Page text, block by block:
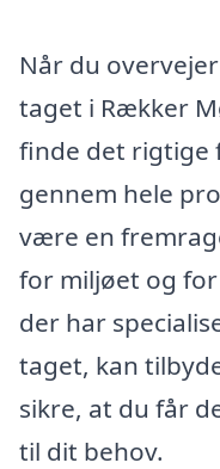
Når du
taget i Rækker
finde det rigtige
gennem hele
være en
for miljøet og
der har
taget, kan
sikre, at du får
til dit behov.